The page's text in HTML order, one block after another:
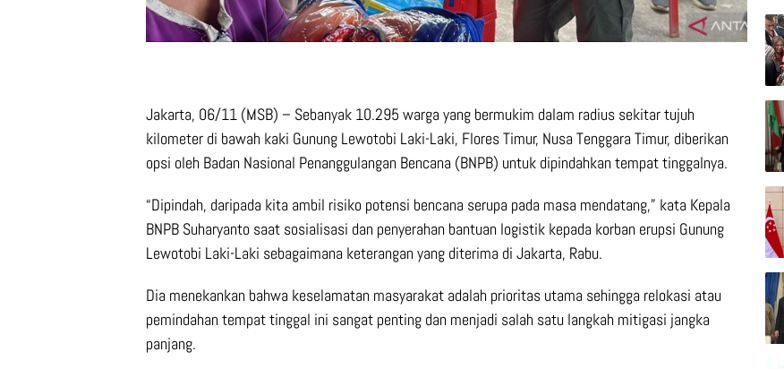
Jakarta, 06/11 (MSB) – Sebanyak 10.295 warga yang bermukim dalam radius sekitar tujuh
kilometer di bawah kaki Gunung Lewotobi Laki-Laki, Flores Timur, Nusa Tenggara Timur, diberikan
opsi oleh Badan Nasional Penanggulangan Bencana (BNPB) untuk dipindahkan tempat tinggalnya.
“Dipindah, daripada kita ambil risiko potensi bencana serupa pada masa mendatang,” kata Kepala
BNPB Suharyanto saat sosialisasi dan penyerahan bantuan logistik kepada korban erupsi Gunung
Lewotobi Laki-Laki sebagaimana keterangan yang diterima di Jakarta, Rabu.
Dia menekankan bahwa keselamatan masyarakat adalah prioritas utama sehingga relokasi atau
pemindahan tempat tinggal ini sangat penting dan menjadi salah satu langkah mitigasi jangka
panjang.